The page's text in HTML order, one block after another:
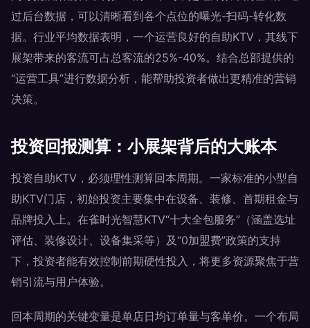
过后台数据，可以清晰看到各个点位的曝光-扫码-转化数
据。行业平均数据表明，一个运营良好的自助KTV，其线下
展架带来的客流可占总客流的25%-40%。结合总部提供的
“运营工具”进行数据分析，能帮助投资者做出更精准的营销
决策。
投资回报测算：小展架背后的大账本
投资自助KTV，必须理性测算回本周期。一家标准的小型自
助KTV门店，初始投资主要集中在设备、装修、首期租金与
品牌投入上。在雀时光智慧KTV“十大全包服务”（涵盖选址
评估、装修设计、设备集采等）及“0加盟费”政策的支持
下，投资者能有效控制前期硬性投入，将更多资源聚焦于营
销引流与用户体验。
回本周期的关键变量是单店日均订单量与客单价。一个布局